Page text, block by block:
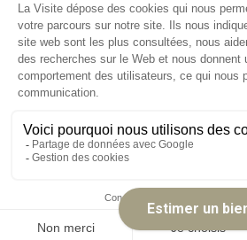
Salle de jeux avec accès extérieur
Buanderie et WC
Chambre
Dégagement